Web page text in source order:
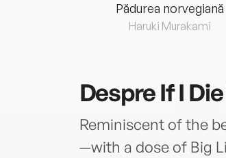
Pădurea norvegiană
Haruki Murakami
DespreIf I
Reminiscent of the
—with a dose of Big